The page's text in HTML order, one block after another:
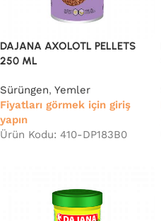
DAJANA AXOLOTL PELLETS
250 ML
Sürüngen, Yemler
Fiyatları görmek için giriş
yapın
Ürün Kodu: 410-DP183B0